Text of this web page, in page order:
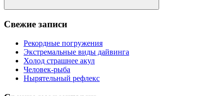
Поиск
Свежие записи
Рекордные погружения
Экстремальные виды дайвинга
Холод страшнее акул
Человек-рыба
Нырятельный рефлекс